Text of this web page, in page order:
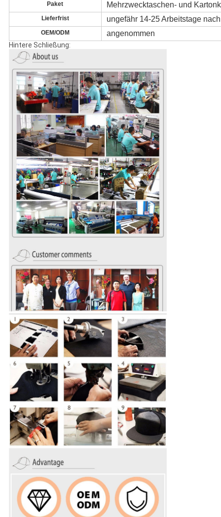
Paket Mehrzwecktaschen- und
Lieferfrist ungefähr 14-25 Arbeitstage
OEM/ODM angenommen
Hintere Schließung: